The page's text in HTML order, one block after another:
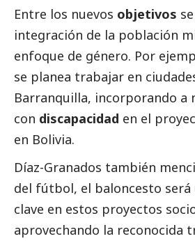
Entre los nuevos objetivos
integración de la población
enfoque de género. Por
se planea trabajar en
Barranquilla, incorporando a
con discapacidad en el
en Bolivia.
Díaz-Granados también
del fútbol, el baloncesto será
clave en estos proyectos
aprovechando la reconocida